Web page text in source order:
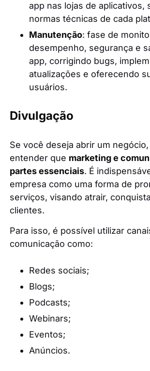
app nas lojas de aplicativos,
normas técnicas de cada
Manutenção: fase de
desempenho, segurança e
app, corrigindo bugs,
atualizações e oferecendo
usuários.
Divulgação
Se você deseja abrir um
entender que marketing e
partes essenciais. É
empresa como uma forma de
serviços, visando atrair,
clientes.
Para isso, é possível utilizar
comunicação como:
Redes sociais;
Blogs;
Podcasts;
Webinars;
Eventos;
Anúncios.